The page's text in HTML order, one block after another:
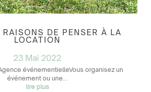
DE PENSER À LA
LOCATION
23 Mai 2022
événementielleVous organisez un
événement ou une...
lire plus